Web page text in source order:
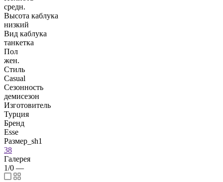
средн.
Высота каблука
низкий
Вид каблука
танкетка
Пол
жен.
Стиль
Casual
Сезонность
демисезон
Изготовитель
Турция
Бренд
Esse
Размер_sh1
38
Галерея
1/0 —